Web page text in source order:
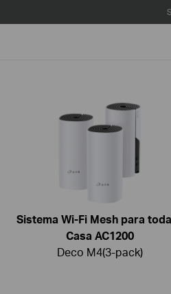
Sistema Wi-Fi Mesh para
Casa AC1200
Deco M4(3-pack)